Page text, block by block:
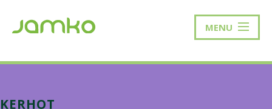
MENU
KERHOT